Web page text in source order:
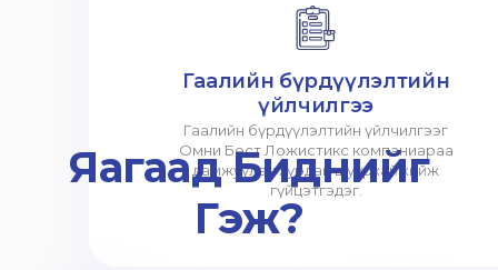
Гаалийн бүрдүүлэлтийн
үйлчилгээ
Гаалийн бүрдүүлэлтийн үйлчилгээг
Омни Бест Ложистикс компаниараа
дамжуулан хурдан шуурхай хийж
гүйцэтгэдэг.
Яагаад Биднийг
Гэж?